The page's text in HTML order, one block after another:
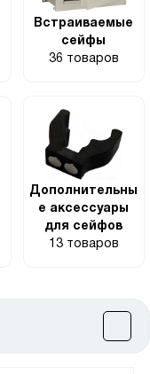
Встраиваемые
сейфы
36 товаров
Дополнительны
е аксессуары
для сейфов
13 товаров